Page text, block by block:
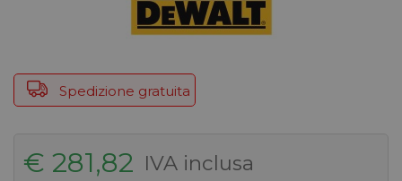
Spedizione gratuita
€ 281,82 IVA inclusa